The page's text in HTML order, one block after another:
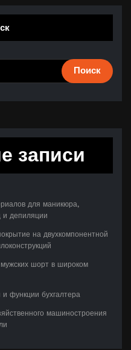
Поиск
записи
для маникюра,
и депиляции
на двухкомпонентной
мужских шорт в широком
функции бухгалтера
машиностроения